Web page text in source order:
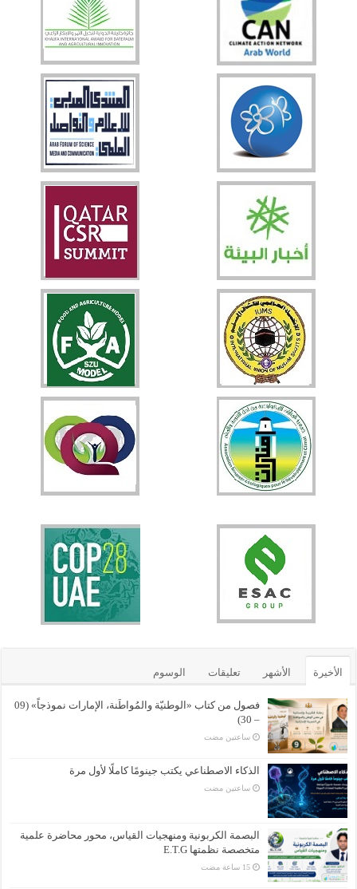
الأخيرة الأشهر تعليقات الوسوم
فصول من كتاب «الوطنيّة والمُواطَنة، الإمارات نموذجاً» (09
– 30)
‏ساعتين مضت
الذكاء الاصطناعي يكتب جينومًا كاملًا لأول مرة
‏ساعتين مضت
البصمة الكربونية ومنهجيات القياس، محور محاضرة علمية
متخصصة نظمتها E.T.G
‏15 ساعة مضت